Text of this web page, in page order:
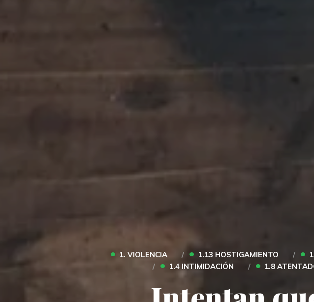
• 1. VIOLENCIA • 1.13 HOSTIGAMIENTO •
• 1.4 INTIMIDACIÓN • 1.8